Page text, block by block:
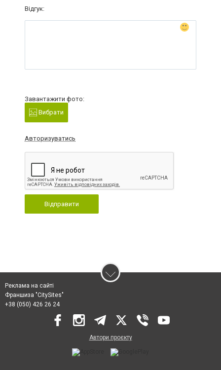
Відгук:
Завантажити фото:
Вибрати
Авторизуватись
Відправити
Реклама на сайті
Франшиза "CitySites"
+38 (050) 426 26 24
Автори проєкту